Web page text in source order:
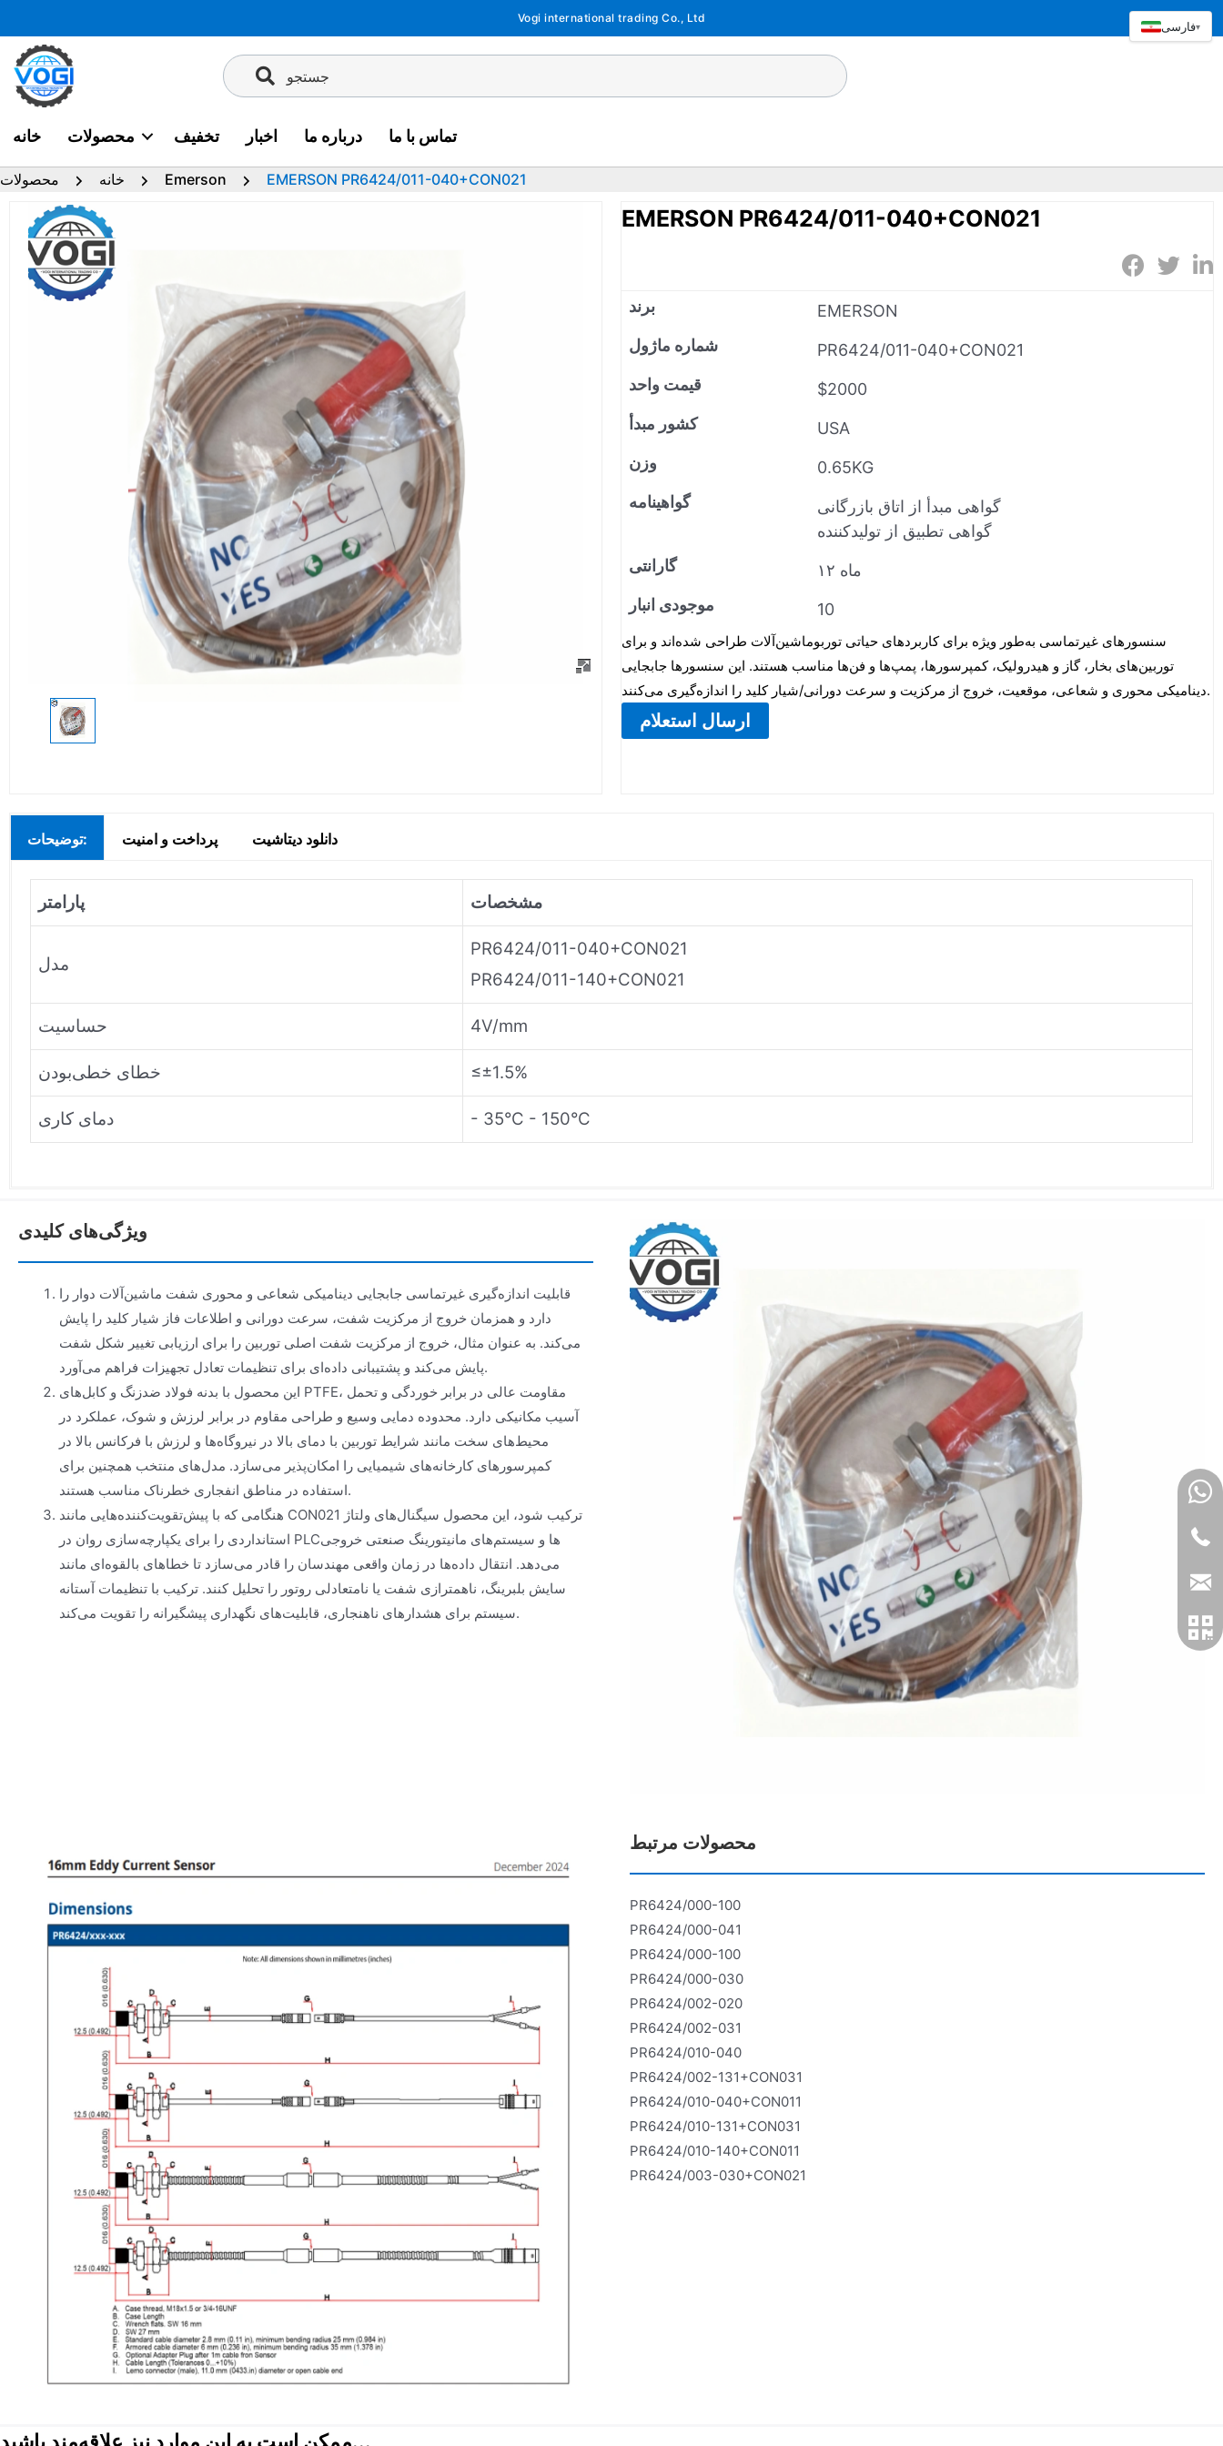
به
محتوا
Vogi international trading Co., Ltd
جستجو
خانه محصولات تخفیف اخبار درباره ما تماس با ما
خانه محصولات Emerson EMERSON PR6424/011-040+CON021
EMERSON PR6424/011-040+CON021
برند
EMERSON
شماره ماژول
PR6424/011-040+CON021
قیمت واحد
$2000
کشور مبدأ
USA
وزن
0.65KG
گواهینامه
گواهی مبدأ از اتاق بازرگانی
گواهی تطبیق از تولیدکننده
گارانتی
۱۲ ماه
موجودی انبار
10
سنسورهای غیرتماسی به‌طور ویژه برای کاربردهای حیاتی توربوماشین‌آلات طراحی شده‌اند و برای
توربین‌های بخار، گاز و هیدرولیک، کمپرسورها، پمپ‌ها و فن‌ها مناسب هستند. این سنسورها جابجایی
دینامیکی محوری و شعاعی، موقعیت، خروج از مرکزیت و سرعت دورانی/شیار کلید را اندازه‌گیری می‌کنند.
ارسال استعلام
توضیحات: پرداخت و امنیت دانلود دیتاشیت
پارامتر مشخصات
مدل
PR6424/011-040+CON021
PR6424/011-140+CON021
حساسیت 4V/mm
خطای خطی‌بودن ≤±1.5%
دمای کاری - 35°C - 150°C
ویژگی‌های کلیدی
قابلیت اندازه‌گیری غیرتماسی جابجایی دینامیکی شعاعی و محوری شفت ماشین‌آلات دوار را
دارد و همزمان خروج از مرکزیت شفت، سرعت دورانی و اطلاعات فاز شیار کلید را پایش
می‌کند. به عنوان مثال، خروج از مرکزیت شفت اصلی توربین را برای ارزیابی تغییر شکل شفت
پایش می‌کند و پشتیبانی داده‌ای برای تنظیمات تعادل تجهیزات فراهم می‌آورد.
این محصول با بدنه فولاد ضدزنگ و کابل‌های PTFE، مقاومت عالی در برابر خوردگی و تحمل
آسیب مکانیکی دارد. محدوده دمایی وسیع و طراحی مقاوم در برابر لرزش و شوک، عملکرد در
محیط‌های سخت مانند شرایط توربین با دمای بالا در نیروگاه‌ها و لرزش با فرکانس بالا در
کمپرسورهای کارخانه‌های شیمیایی را امکان‌پذیر می‌سازد. مدل‌های منتخب همچنین برای
استفاده در مناطق انفجاری خطرناک مناسب هستند.
هنگامی که با پیش‌تقویت‌کننده‌هایی مانند CON021 ترکیب شود، این محصول سیگنال‌های ولتاژ
استانداردی را برای یکپارچه‌سازی روان در PLCها و سیستم‌های مانیتورینگ صنعتی خروجی
می‌دهد. انتقال داده‌ها در زمان واقعی مهندسان را قادر می‌سازد تا خطاهای بالقوه‌ای مانند
سایش بلبرینگ، ناهمترازی شفت یا نامتعادلی روتور را تحلیل کنند. ترکیب با تنظیمات آستانه
سیستم برای هشدارهای ناهنجاری، قابلیت‌های نگهداری پیشگیرانه را تقویت می‌کند.
محصولات مرتبط
PR6424/000-100
PR6424/000-041
PR6424/000-100
PR6424/000-030
PR6424/002-020
PR6424/002-031
PR6424/010-040
PR6424/002-131+CON031
PR6424/010-040+CON011
PR6424/010-131+CON031
PR6424/010-140+CON011
PR6424/003-030+CON021
ممکن است به این موارد نیز علاقه‌مند باشید...
فارسی▾